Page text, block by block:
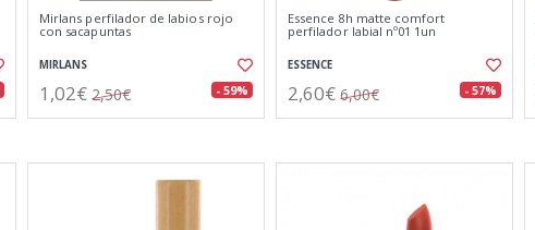
Mirlans perfilador de labios rojo
con sacapuntas
MIRLANS
1,02€ 2,50€ - 59%
Essence 8h matte comfort
perfilador labial nº01 1un
ESSENCE
2,60€ 6,00€ - 57%